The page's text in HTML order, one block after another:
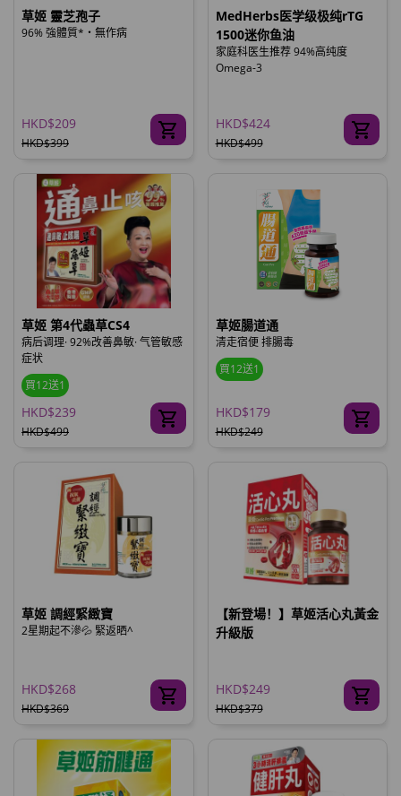
草姬 靈芝孢子
96% 強體質*‧無作病
HKD$209
HKD$399
MedHerbs医学级极纯rTG
1500迷你鱼油
家庭科医生推荐 94%高纯度
Omega-3
HKD$424
HKD$499
草姬 第4代蟲草CS4
病后调理· 92%改善鼻敏· 气管敏感
症状
買12送1
HKD$239
HKD$499
草姬腸道通
清走宿便 排腸毒
買12送1
HKD$179
HKD$249
草姬 調經緊緻寶
2星期起不滲💦 緊返晒^
HKD$268
HKD$369
【新登場！】草姬活心丸黃金
升級版
HKD$249
HKD$379